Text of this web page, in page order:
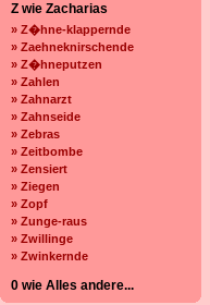
Z wie Zacharias
» Z�hne-klappernde
» Zaehneknirschende
» Z�hneputzen
» Zahlen
» Zahnarzt
» Zahnseide
» Zebras
» Zeitbombe
» Zensiert
» Ziegen
» Zopf
» Zunge-raus
» Zwillinge
» Zwinkernde
0 wie Alles andere...